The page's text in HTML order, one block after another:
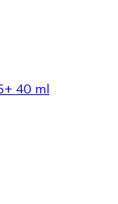
40 ml